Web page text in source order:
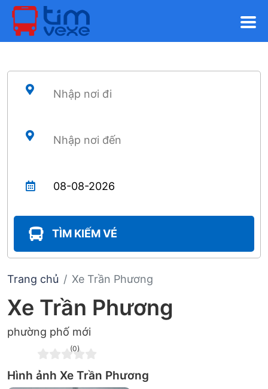
TÌM KIẾM VÉ
Trang chủ Xe Trần Phương
Xe Trần Phương
phường phố mới
(0)
Hình ảnh Xe Trần Phương